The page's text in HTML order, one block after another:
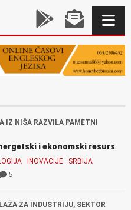
IZ NIŠA RAZVILA PAMETNI
i ekonomski resurs
INOVACIJE SRBIJA
5
ZA INDUSTRIJU, SEKTOR